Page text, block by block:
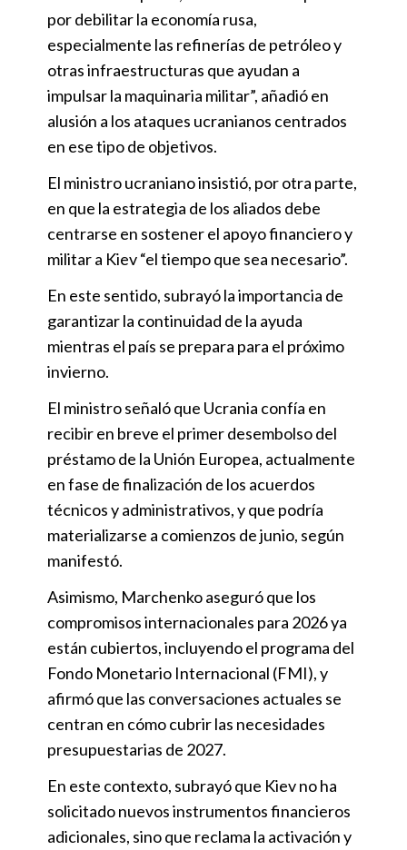
por debilitar la economía rusa,
especialmente las refinerías de petróleo y
otras infraestructuras que ayudan a
impulsar la maquinaria militar”, añadió en
alusión a los ataques ucranianos centrados
en ese tipo de objetivos.
El ministro ucraniano insistió, por otra parte,
en que la estrategia de los aliados debe
centrarse en sostener el apoyo financiero y
militar a Kiev “el tiempo que sea necesario”.
En este sentido, subrayó la importancia de
garantizar la continuidad de la ayuda
mientras el país se prepara para el próximo
invierno.
El ministro señaló que Ucrania confía en
recibir en breve el primer desembolso del
préstamo de la Unión Europea, actualmente
en fase de finalización de los acuerdos
técnicos y administrativos, y que podría
materializarse a comienzos de junio, según
manifestó.
Asimismo, Marchenko aseguró que los
compromisos internacionales para 2026 ya
están cubiertos, incluyendo el programa del
Fondo Monetario Internacional (FMI), y
afirmó que las conversaciones actuales se
centran en cómo cubrir las necesidades
presupuestarias de 2027.
En este contexto, subrayó que Kiev no ha
solicitado nuevos instrumentos financieros
adicionales, sino que reclama la activación y